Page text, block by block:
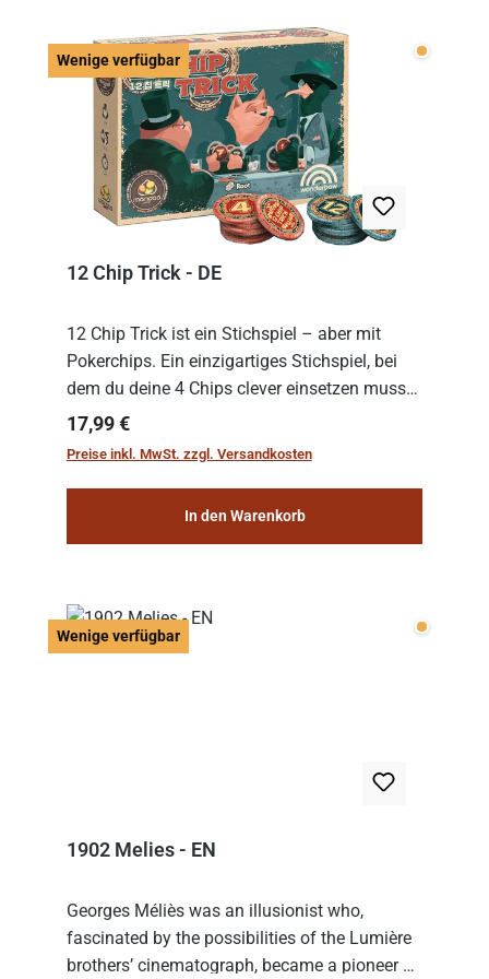
Wenige verfügbar Wenige
12 Chip Trick - DE
12 Chip Trick ist ein Stichspiel – aber mit
Pokerchips. Ein einzigartiges Stichspiel, bei
dem du deine 4 Chips clever einsetzen musst.
Wer die Chips mit dem höchsten Gesamtwert
hat, gewinnt die Runde. Aber Vorsicht: D...
Regulärer Preis:
17,99 €
Preise inkl. MwSt. zzgl. Versandkosten
In den Warenkorb
Wenige verfügbar Wenige
1902 Melies - EN
Georges Méliès was an illusionist who,
fascinated by the possibilities of the Lumière
brothers’ cinematograph, became a pioneer of